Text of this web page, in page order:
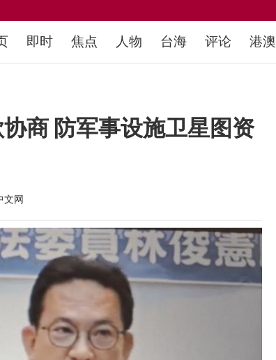
即时 焦点 人物 台海 评论 港澳
商 防军事设施卫星图资
文网